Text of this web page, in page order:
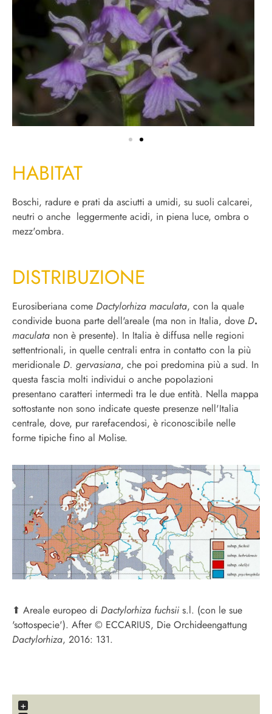
HABITAT
Boschi, radure e prati da asciutti a umidi, su suoli calcarei,
neutri o anche leggermente acidi, in piena luce, ombra o
mezz'ombra.
DISTRIBUZIONE
Eurosiberiana come Dactylorhiza maculata, con la quale
condivide buona parte dell'areale (ma non in Italia, dove D.
maculata non è presente). In Italia è diffusa nelle regioni
settentrionali, in quelle centrali entra in contatto con la più
meridionale D. gervasiana, che poi predomina più a sud. In
questa fascia molti individui o anche popolazioni
presentano caratteri intermedi tra le due entità. Nella mappa
sottostante non sono indicate queste presenze nell'Italia
centrale, dove, pur rarefacendosi, è riconoscibile nelle
forme tipiche fino al Molise.
⬆︎ Areale europeo di Dactylorhiza fuchsiis.l. (con le sue
'sottospecie'). After © ECCARIUS, Die Orchideengattung
Dactylorhiza, 2016: 131.
+